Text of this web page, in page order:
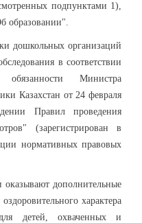
подпунктами 1),
образовании".
дошкольных организаций
в соответствии
Министра
Казахстан от 24 февраля
Правил проведения
(зарегистрирован в
нормативных правовых
дополнительные
характера
детей, охваченных и